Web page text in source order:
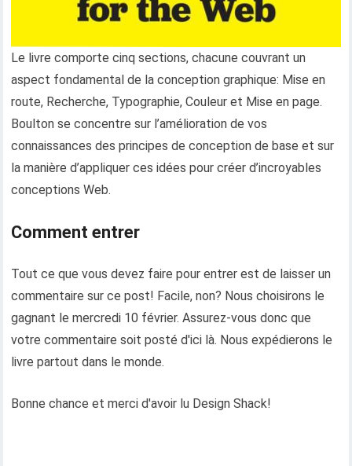
Le livre comporte cinq sections, chacune couvrant un
aspect fondamental de la conception graphique: Mise en
route, Recherche, Typographie, Couleur et Mise en page.
Boulton se concentre sur l’amélioration de vos
connaissances des principes de conception de base et sur
la manière d’appliquer ces idées pour créer d’incroyables
conceptions Web.
Comment entrer
Tout ce que vous devez faire pour entrer est de laisser un
commentaire sur ce post! Facile, non? Nous choisirons le
gagnant le mercredi 10 février. Assurez-vous donc que
votre commentaire soit posté d'ici là. Nous expédierons le
livre partout dans le monde.
Bonne chance et merci d'avoir lu Design Shack!